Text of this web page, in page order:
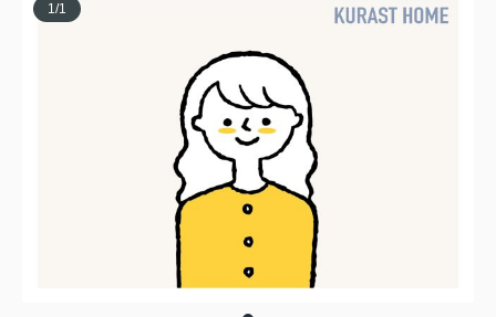
1/1